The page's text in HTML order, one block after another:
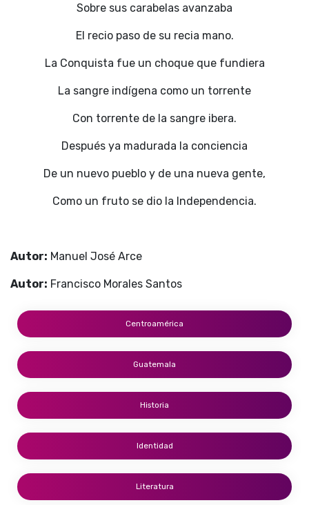
Sobre sus carabelas avanzaba
El recio paso de su recia mano.
La Conquista fue un choque que fundiera
La sangre indígena como un torrente
Con torrente de la sangre ibera.
Después ya madurada la conciencia
De un nuevo pueblo y de una nueva gente,
Como un fruto se dio la Independencia.
Autor: Manuel José Arce
Autor: Francisco Morales Santos
Centroamérica
Guatemala
Historia
Identidad
Literatura